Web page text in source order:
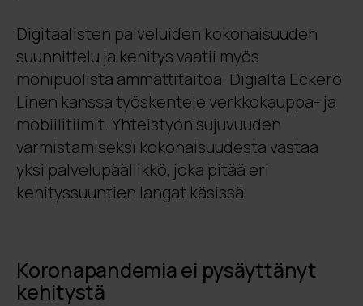
Digitaalisten palveluiden kokonaisuuden
suunnittelu ja kehitys vaatii myös
monipuolista ammattitaitoa. Digialta Eckerö
Linen kanssa työskentele verkkokauppa- ja
mobiilitiimit. Yhteistyön sujuvuuden
varmistamiseksi kokonaisuudesta vastaa
yksi palvelupäällikkö, joka pitää eri
kehityssuuntien langat käsissä.
Koronapandemia ei pysäyttänyt
kehitystä